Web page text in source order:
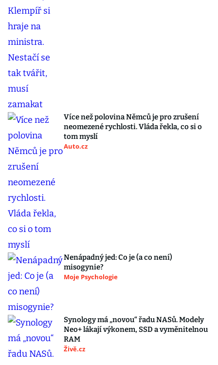
Více než polovina Němců je pro zrušení
neomezené rychlosti. Vláda řekla, co si o
tom myslí
Auto.cz
Nenápadný jed: Co je (a co není)
misogynie?
Moje Psychologie
Synology má „novou“ řadu NASů. Modely
Neo+ lákají výkonem, SSD a vyměnitelnou
RAM
Živě.cz